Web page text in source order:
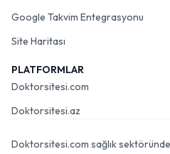
Google Takvim Entegrasyonu
Site Haritası
PLATFORMLAR
Doktorsitesi.com
Doktorsitesi.az
Doktorsitesi.com sağlık